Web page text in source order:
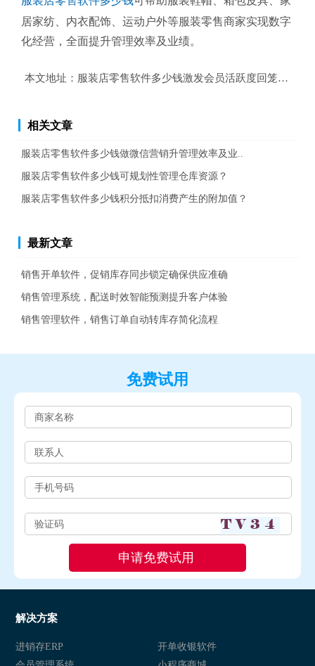
居家纺、内衣配饰、运动户外等服装零售商家实现数字
化经营，全面提升管理效率及业绩。
本文地址： 服装店零售软件多少钱激发会员活跃度回笼资金？
相关文章
服装店零售软件多少钱做微信营销升管理效率及业..
服装店零售软件多少钱可规划性管理仓库资源？
服装店零售软件多少钱积分抵扣消费产生的附加值？
最新文章
销售开单软件，促销库存同步锁定确保供应准确
销售管理系统，配送时效智能预测提升客户体验
销售管理软件，销售订单自动转库存简化流程
免费试用
解决方案
进销存ERP
开单收银软件